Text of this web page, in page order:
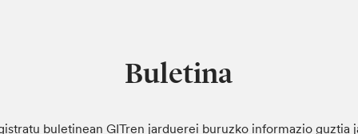
Buletina
buletinean GITren jarduerei buruzko informazio guztia